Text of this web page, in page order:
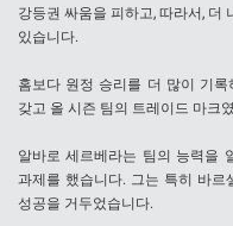
강등권 싸움을 피하고, 따라서, 더
있습니다.
홈보다 원정 승리를 더 많이 기
갖고 올 시즌 팀의 트레이드 마크
알바로 세르베라는 팀의 능력을
과제를 했습니다. 그는 특히 바르
성공을 거두었습니다.